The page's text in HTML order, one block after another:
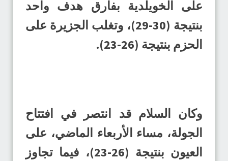
على الخويلدية بفارق هدف واحد
بنتيجة (30-29)، وتغلب الجزيرة على
الحزم بنتيجة (26-23).
وكان السلام قد انتصر في افتتاح
الجولة، مساء الأربعاء الماضي، على
العيون بنتيجة (26-23)، فيما تجاوز